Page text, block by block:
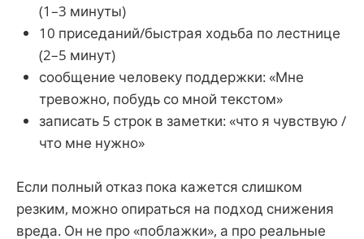
(1–3 минуты)
10 приседаний/быстрая ходьба по лестнице
(2–5 минут)
сообщение человеку поддержки: «Мне
тревожно, побудь со мной текстом»
записать 5 строк в заметки: «что я чувствую /
что мне нужно»
Если полный отказ пока кажется слишком
резким, можно опираться на подход снижения
вреда. Он не про «поблажки», а про реальные